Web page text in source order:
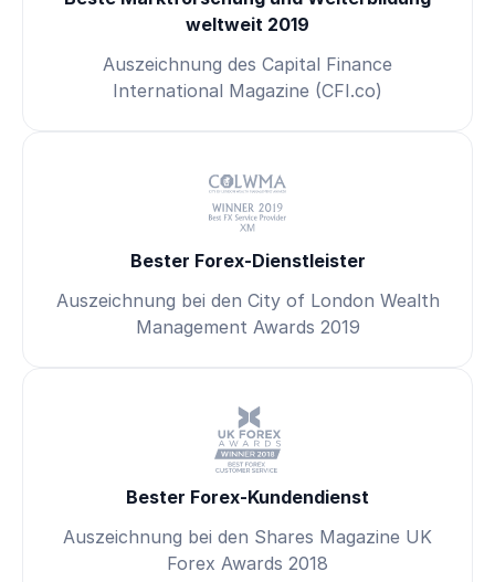
weltweit 2019
Auszeichnung des Capital Finance
International Magazine (CFI.co)
Bester Forex-Dienstleister
Auszeichnung bei den City of London Wealth
Management Awards 2019
Bester Forex-Kundendienst
Auszeichnung bei den Shares Magazine UK
Forex Awards 2018